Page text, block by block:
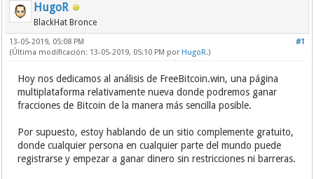
HugoR
BlackHat Bronce
#1
13-05-2019, 05:08 PM
(Última modificación: 13-05-2019, 05:10 PM por HugoR.)
Hoy nos dedicamos al análisis de FreeBitcoin.win, una página
multiplataforma relativamente nueva donde podremos ganar
fracciones de Bitcoin de la manera más sencilla posible.
Por supuesto, estoy hablando de un sitio complemente gratuito,
donde cualquier persona en cualquier parte del mundo puede
registrarse y empezar a ganar dinero sin restricciones ni barreras.